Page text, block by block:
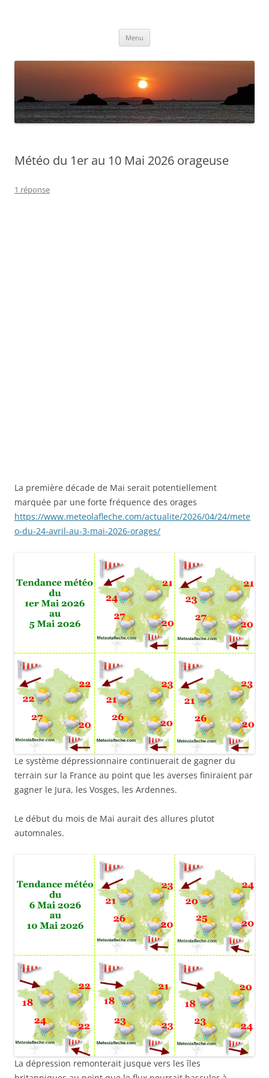
Menu
Météo du 1er au 10 Mai 2026 orageuse
1 réponse
La première décade de Mai serait potentiellement
marquée par une forte fréquence des orages
https://www.meteolafleche.com/actualite/2026/04/24/mete
o-du-24-avril-au-3-mai-2026-orages/
Le système dépressionnaire continuerait de gagner du
terrain sur la France au point que les averses finiraient par
gagner le Jura, les Vosges, les Ardennes.
Le début du mois de Mai aurait des allures plutot
automnales.
La dépression remonterait jusque vers les îles